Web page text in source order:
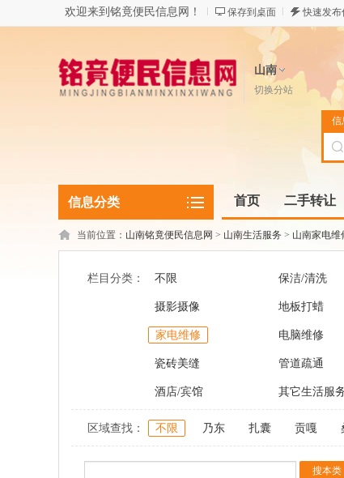
欢迎来到铭竟便民信息网！ 保存到桌面 快速发布
山南
切换分站
信
信息分类 首页 二手转让
当前位置： 山南铭竟便民信息网 > 山南生活服务 > 山南家电维
栏目分类： 不限 保洁/清洗
摄影摄像 地板打蜡
家电维修 电脑维修
瓷砖美缝 管道疏通
酒店/宾馆 其它生活服
区域查找： 不限 乃东 扎囊 贡嘎